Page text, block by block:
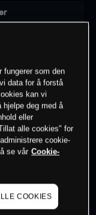
market data
fungerer som den
data for å forstå
kan vi
hjelpe deg med å
eller
alle cookies" for
cookie-
se vår Cookie-
COOKIES